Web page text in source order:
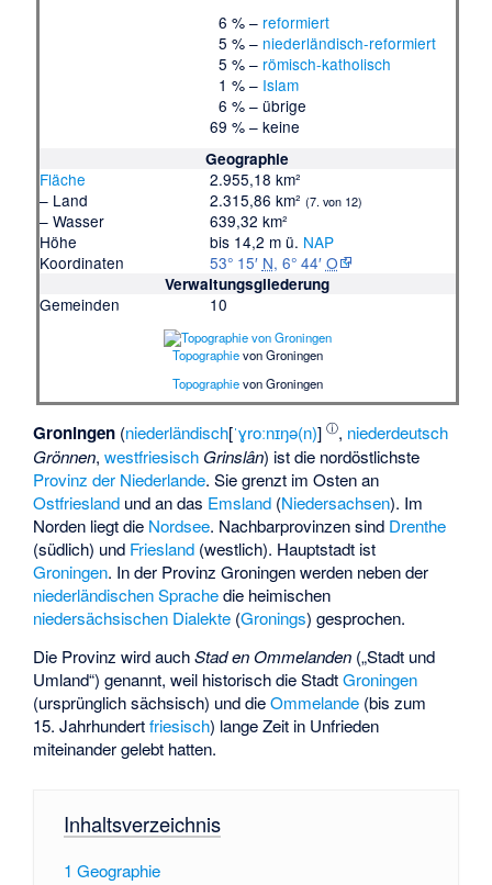
6 % – reformiert
5 % – niederländisch-reformiert
5 % – römisch-katholisch
1 % – Islam
6 % – übrige
69 % – keine
Geographie
Fläche
2.955,18 km²
– Land
2.315,86 km² (7. von 12)
– Wasser
639,32 km²
Höhe
bis 14,2 m ü. NAP
Koordinaten
53° 15′ N, 6° 44′ O
Verwaltungsgliederung
Gemeinden 10
Topographievon Groningen
Topographievon Groningen
Groningen (niederländisch[ˈɣroːnɪŋə(n)]ⓘ, niederdeutsch
Grönnen,westfriesisch Grinslân) ist die nordöstlichste
Provinz der Niederlande. Sie grenzt im Osten an
Ostfriesland und an das Emsland (Niedersachsen). Im
Norden liegt die Nordsee. Nachbarprovinzen sind Drenthe
(südlich) und Friesland (westlich). Hauptstadt ist
Groningen. In der Provinz Groningen werden neben der
niederländischen Sprachedie heimischen
niedersächsischen Dialekte (Gronings) gesprochen.
Die Provinz wird auchStad en Ommelanden („Stadt und
Umland“) genannt, weil historisch die StadtGroningen
(ursprünglich sächsisch) und dieOmmelande (bis zum
15. Jahrhundertfriesisch) lange Zeit in Unfrieden
miteinander gelebt hatten.
Inhaltsverzeichnis
1 Geographie